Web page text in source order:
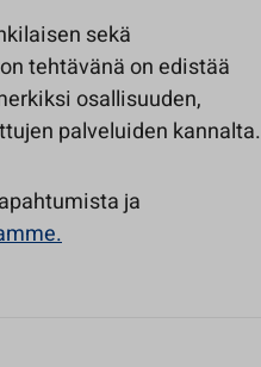
sekä
tehtävänä on edistää
osallisuuden,
palveluiden kannalta.
ja